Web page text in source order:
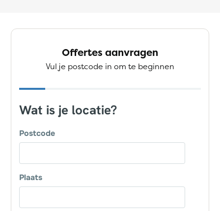
Offertes aanvragen
Vul je postcode in om te beginnen